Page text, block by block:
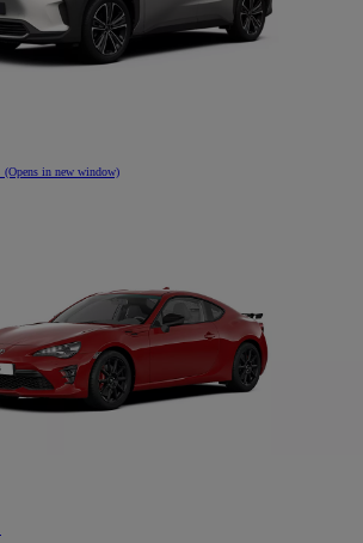
(Opens in new window)